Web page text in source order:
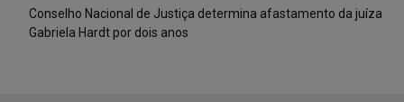
Conselho Nacional de Justiça determina afastamento da juíza
Gabriela Hardt por dois anos